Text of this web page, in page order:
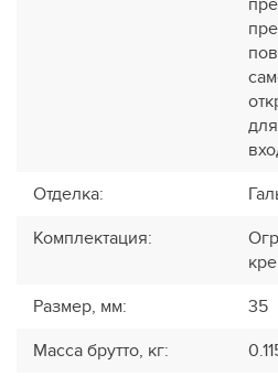
Отделка:
Комплектация:
Размер, мм:
35
Масса брутто, кг: